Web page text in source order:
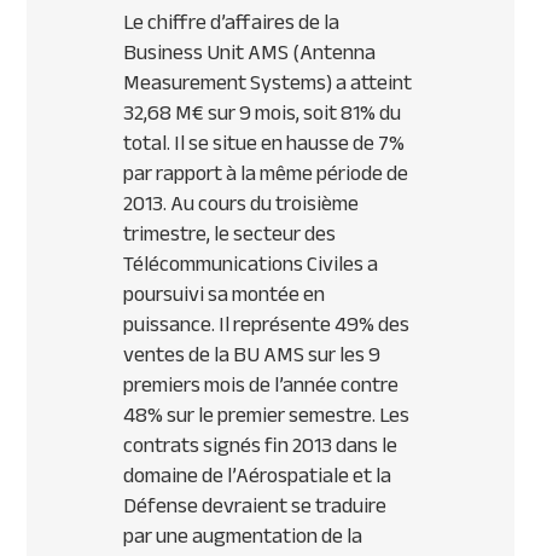
Le chiffre d’affaires de la
Business UnitAMS(Antenna
Measurement Systems) a atteint
32,68 M€ sur 9 mois, soit 81% du
total. Il se situe en hausse de 7%
par rapport à la même période de
2013. Au cours du troisième
trimestre, le secteur des
Télécommunications Civiles a
poursuivi sa montée en
puissance. Il représente 49% des
ventes de la BUAMSsur les 9
premiers mois de l’année contre
48% sur le premier semestre. Les
contrats signés fin 2013 dans le
domaine de l’Aérospatiale et la
Défense devraient se traduire
par une augmentation de la